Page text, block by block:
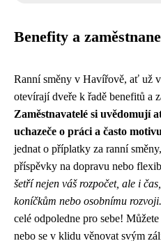
Benefity a
Ranní směny v Havířově, ať už
otevírají dveře k řadě benefitů a
Zaměstnavatelé si uvědomují
uchazeče o práci a často
jednat o příplatky za ranní
příspěvky na dopravu nebo
šetří nejen váš rozpočet, ale i
koníčkům nebo osobnímu rozvoji.
celé odpoledne pro sebe!
nebo se v klidu věnovat svým